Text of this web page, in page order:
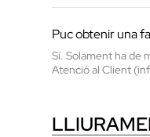
Puc obtenir una
Sí. Solament ha de
Atenció al Client